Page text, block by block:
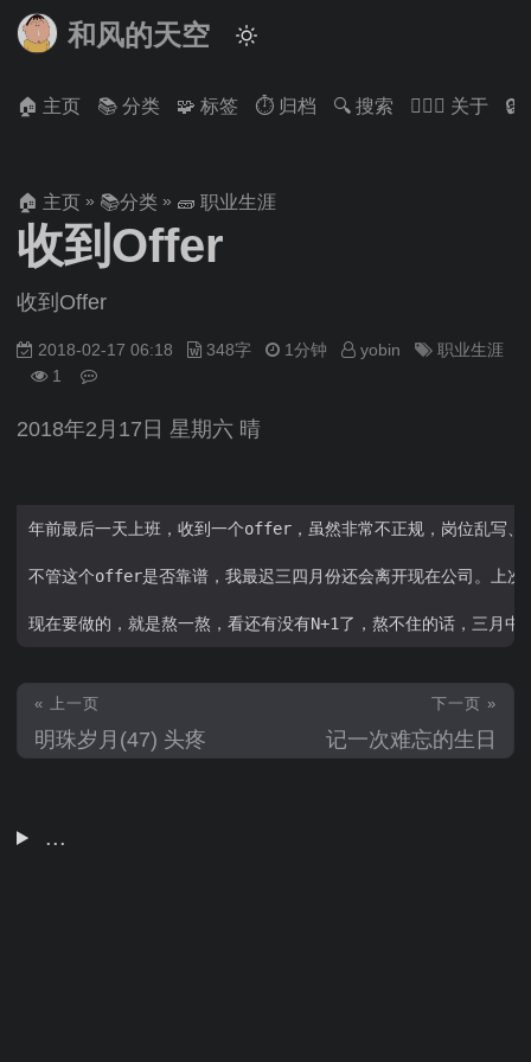
和风的天空
🏠 主页 📚 分类 🧩 标签 ⏱ 归档 🔍 搜索 🙋🏻‍♂️ 关于 🔒
🏠 主页 » 📚分类 » 🧱 职业生涯
收到Offer
收到Offer
2018-02-17 06:18 348字 1分钟 yobin
职业生涯
1
2018年2月17日 星期六 晴
年前最后一天上班，收到一个offer，虽然非常不正规，岗位乱写
不管这个offer是否靠谱，我最迟三四月份还会离开现在公司。上次
« 上一页
明珠岁月(47) 头疼
下一页 »
记一次难忘的生日
...